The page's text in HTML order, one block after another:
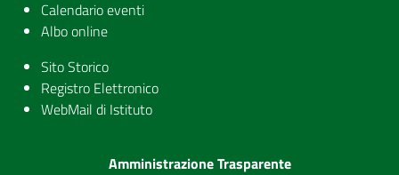
Calendario eventi
Albo online
Sito Storico
Registro Elettronico
WebMail di Istituto
Amministrazione Trasparente